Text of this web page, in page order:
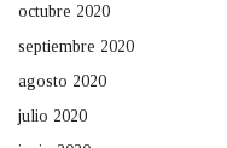
octubre 2020
septiembre 2020
agosto 2020
julio 2020